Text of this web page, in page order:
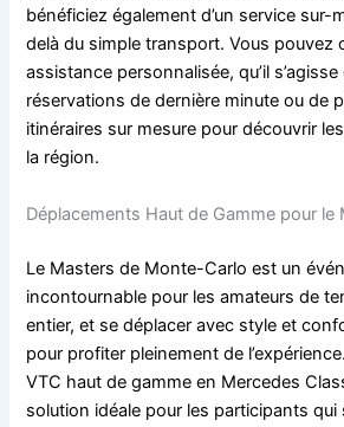
bénéficiez également d’un service sur-
delà du simple transport. Vous pouvez
assistance personnalisée, qu’il
réservations de dernière minute ou de
itinéraires sur mesure pour découvrir
la région.
Déplacements Haut de Gamme pour le
Le Masters de Monte-Carlo est un
incontournable pour les amateurs de
entier, et se déplacer avec style et
pour profiter pleinement de
VTC haut de gamme en Mercedes
solution idéale pour les participants qui